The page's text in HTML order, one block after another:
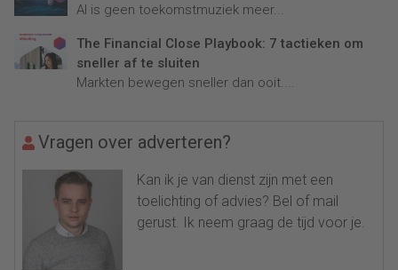
AI is geen toekomstmuziek meer...
The Financial Close Playbook: 7 tactieken om
sneller af te sluiten
Markten bewegen sneller dan ooit....
Vragen over adverteren?
Kan ik je van dienst zijn met een
toelichting of advies? Bel of mail
gerust. Ik neem graag de tijd voor je.